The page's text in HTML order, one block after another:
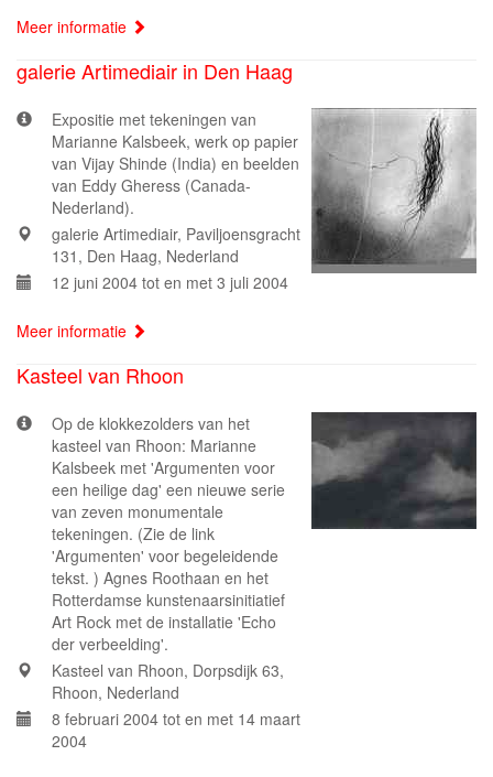
Meer informatie
galerie Artimediair in Den Haag
Expositie met tekeningen van
Marianne Kalsbeek, werk op papier
van Vijay Shinde (India) en beelden
van Eddy Gheress (Canada-
Nederland).
galerie Artimediair, Paviljoensgracht
131, Den Haag, Nederland
12 juni 2004 tot en met 3 juli 2004
Meer informatie
Kasteel van Rhoon
Op de klokkezolders van het
kasteel van Rhoon: Marianne
Kalsbeek met 'Argumenten voor
een heilige dag' een nieuwe serie
van zeven monumentale
tekeningen. (Zie de link
'Argumenten' voor begeleidende
tekst. ) Agnes Roothaan en het
Rotterdamse kunstenaarsinitiatief
Art Rock met de installatie 'Echo
der verbeelding'.
Kasteel van Rhoon, Dorpsdijk 63,
Rhoon, Nederland
8 februari 2004 tot en met 14 maart
2004